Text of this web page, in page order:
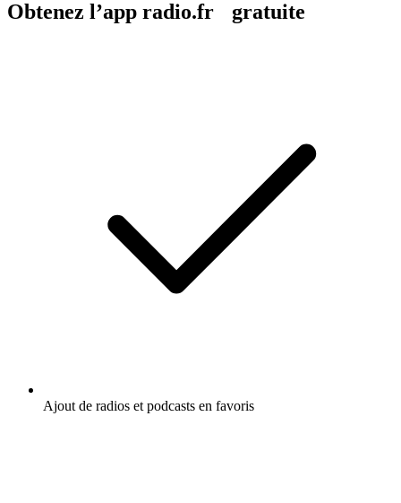
Obtenez l’app radio.fr gratuite
Ajout de radios et podcasts en favoris